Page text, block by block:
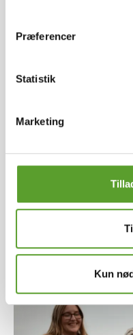
Præferencer
Statistik
Marketing
Kun
CAMP
vandretur i Det